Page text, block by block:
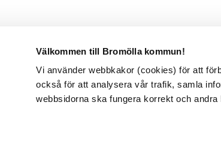
Välkommen till Bromölla kommun!
Vi använder webbkakor (cookies) för att
också för att analysera vår trafik, samla
webbsidorna ska fungera korrekt och